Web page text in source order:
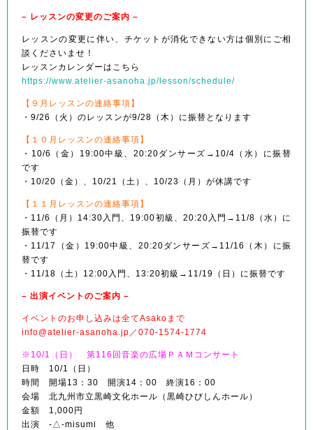
– レッスンの変更のご案内 –
レッスンの変更に伴い、チケットが消化できない方は個別にご相
談くださいませ！
レッスンカレンダーはこちら
https://www.atelier-asanoha.jp/lesson/schedule/
【９月レッスンの連絡事項】
・9/26（火）のレッスンが9/28（木）に振替となります
【１０月レッスンの連絡事項】
・10/6（金）19:00中級、20:20ダンサーズ→10/4（水）に振替
です
・10/20（金）、10/21（土）、10/23（月）が休講です
【１１月レッスンの連絡事項】
・11/6（月）14:30入門、19:00初級、20:20入門→11/8（水）に
振替です
・11/17（金）19:00中級、20:20ダンサーズ→11/16（木）に振
替です
・11/18（土）12:00入門、13:20初級→11/19（日）に振替です
– 出演イベントのご案内 –
イベントのお申し込みは全てAsakoまで
info@atelier-asanoha.jp ／070-1574-1774
※10/1（日） 第116回音楽の広場ＰＡＭコンサート
日時 10/1（日）
時間 開場13：30 開演14：00 終演16：00
会場 北九州市立黒崎文化ホール（黒崎ひびしんホール）
金額 1,000円
出演 -△-misumi 他